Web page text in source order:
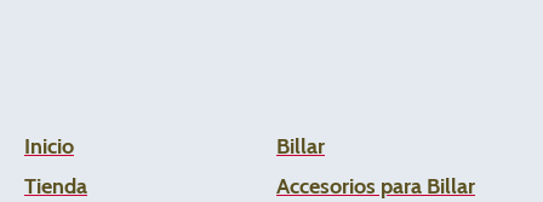
Inicio
Tienda
Billar
Accesorios para Billar